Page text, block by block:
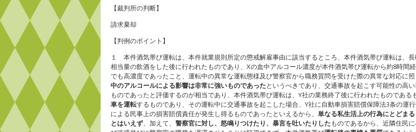
【裁判所の判断】
請求棄却
【判例のポイント】
１ 本件酒気帯び運転は、本件就業規則所定の懲戒解雇事由に該当するところ、本件酒気帯び運転は、長
相当量の飲酒をした後に行われたものであり、Xの血中アルコール濃度が本件酒気帯び運転から約8時間
でも高濃度であったこと、運転中の異常な運転態様及び警察官から職務質問を受けた際の異常な対応に照
中のアルコールによる影響は非常に強いものであったというべきであり、交通事故を起こす可能性の高
ものであったと評価するのが相当であり、本件酒気帯び運転は、Y社の業務終了後に行われたものである
車を運転するものであり、その運転中に交通事故を起こした場合、Y社に自動車損害賠償保障法3条の運
による民事上の損害賠償責任が発生し得るものであったといえるから、 単なる私生活上の行為にとどま
とはいえず、加えて、 警察官に対し、怒鳴りつけたり、暴言を吐いたりしたものであるから、近隣住民